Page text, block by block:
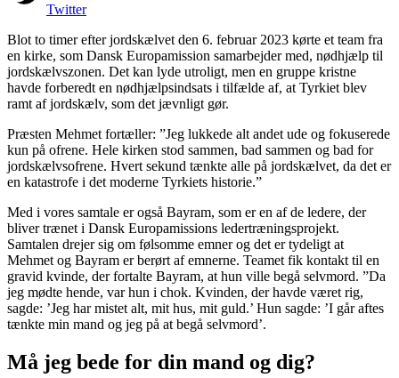
Twitter
Blot to timer efter jordskælvet den 6. februar 2023 kørte et team fra
en kirke, som Dansk Europamission samarbejder med, nødhjælp til
jordskælvszonen. Det kan lyde utroligt, men en gruppe kristne
havde forberedt en nødhjælpsindsats i tilfælde af, at Tyrkiet blev
ramt af jordskælv, som det jævnligt gør.
Præsten Mehmet fortæller: ”Jeg lukkede alt andet ude og fokuserede
kun på ofrene. Hele kirken stod sammen, bad sammen og bad for
jordskælvsofrene. Hvert sekund tænkte alle på jordskælvet, da det er
en katastrofe i det moderne Tyrkiets historie.”
Med i vores samtale er også Bayram, som er en af de ledere, der
bliver trænet i Dansk Europamissions ledertræningsprojekt.
Samtalen drejer sig om følsomme emner og det er tydeligt at
Mehmet og Bayram er berørt af emnerne. Teamet fik kontakt til en
gravid kvinde, der fortalte Bayram, at hun ville begå selvmord. ”Da
jeg mødte hende, var hun i chok. Kvinden, der havde været rig,
sagde: ’Jeg har mistet alt, mit hus, mit guld.’ Hun sagde: ’I går aftes
tænkte min mand og jeg på at begå selvmord’.
Må jeg bede for din mand og dig?